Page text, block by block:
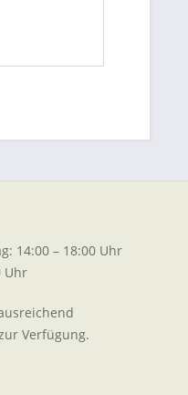
14:00 – 18:00 Uhr
Uhr
Verfügung.